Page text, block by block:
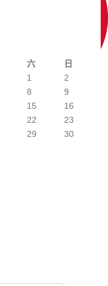
六 日
1
2
8
9
15
16
22
23
29
30